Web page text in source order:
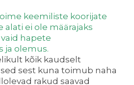
keemiliste koorijate
alati ei ole määrajaks
hapete
ja olemus.
kõik kaudselt
sest kuna toimub naha
rakud saavad